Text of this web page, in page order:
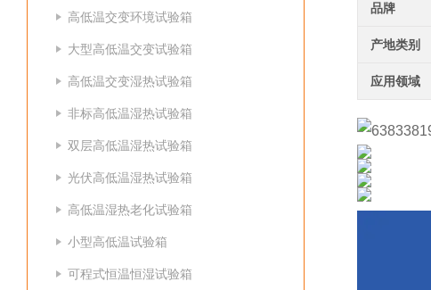
高低温交变环境试验箱
大型高低温交变试验箱
高低温交变湿热试验箱
非标高低温湿热试验箱
双层高低温湿热试验箱
光伏高低温湿热试验箱
高低温湿热老化试验箱
小型高低温试验箱
可程式恒温恒湿试验箱
品牌
产地类别
应用领域